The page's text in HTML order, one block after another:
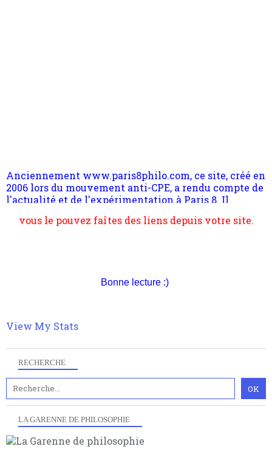
RECHERCHE
LA GARENNE DE PHILOSOPHIE
l'actualité et de l'expérimentation à Paris 8. Il
s'occupe plus largement de rendre compte d'une
transformation dans les paradigmes philosophiques
nomme les métaphysiciens classique. Nous avons
multiples facteurs et échelles. Ce site contient des
hésitation, partagez le contenu sur les réseaux et si
Bonne lecture :)
View My Stats